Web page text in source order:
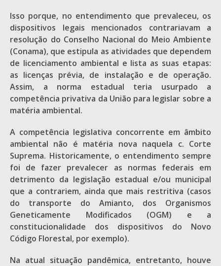
Isso porque, no entendimento que prevaleceu, os
dispositivos legais mencionados contrariavam a
resolução do Conselho Nacional do Meio Ambiente
(Conama), que estipula as atividades que dependem
de licenciamento ambiental e lista as suas etapas:
as licenças prévia, de instalação e de operação.
Assim, a norma estadual teria usurpado a
competência privativa da União para legislar sobre a
matéria ambiental.
A competência legislativa concorrente em âmbito
ambiental não é matéria nova naquela c. Corte
Suprema. Historicamente, o entendimento sempre
foi de fazer prevalecer as normas federais em
detrimento da legislação estadual e/ou municipal
que a contrariem, ainda que mais restritiva (casos
do transporte do Amianto, dos Organismos
Geneticamente Modificados (OGM) e a
constitucionalidade dos dispositivos do Novo
Código Florestal, por exemplo).
Na atual situação pandêmica, entretanto, houve